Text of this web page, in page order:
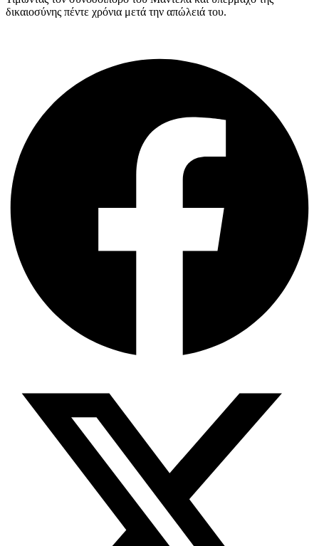
δικαιοσύνης πέντε χρόνια μετά την απώλειά του.